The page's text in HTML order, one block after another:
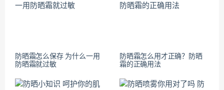
防晒霜怎么保存 为什么一用
防晒霜就过敏
防晒霜怎么用才正确？防晒
霜的正确用法